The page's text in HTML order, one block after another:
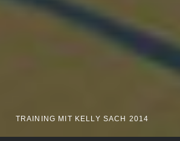
TRAINING MIT KELLY SACH 2014